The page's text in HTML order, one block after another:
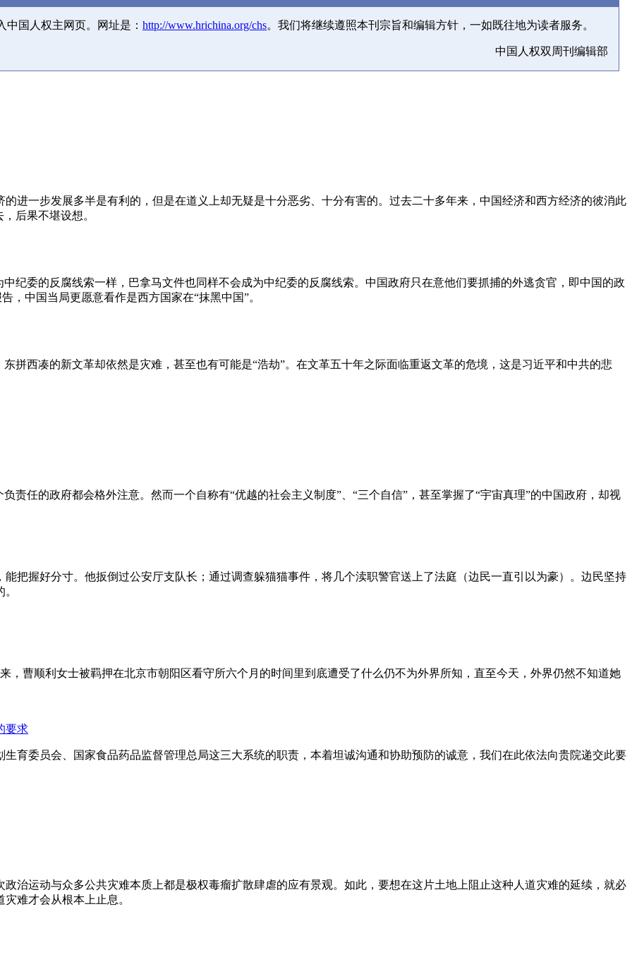
国人权主网页。网址是： http://www.hrichina.org/chs。我们将继续遵照本刊宗旨和编辑方针，一如既往地为读者服务。
中国人权双周刊编辑部
进一步发展多半是有利的，但是在道义上却无疑是十分恶劣、十分有害的。过去二十多年来，中国经济和西方经济的彼消此
后果不堪设想。
纪委的反腐线索一样，巴拿马文件也同样不会成为中纪委的反腐线索。中国政府只在意他们要抓捕的外逃贪官，即中国的政
，中国当局更愿意看作是西方国家在“抹黑中国”。
拼西凑的新文革却依然是灾难，甚至也有可能是“浩劫”。在文革五十年之际面临重返文革的危境，这是习近平和中共的悲
责任的政府都会格外注意。然而一个自称有“优越的社会主义制度”、“三个自信”，甚至掌握了“宇宙真理”的中国政府，却视
把握好分寸。他扳倒过公安厅支队长；通过调查躲猫猫事件，将几个渎职警官送上了法庭（边民一直引以为豪）。边民坚持
，曹顺利女士被羁押在北京市朝阳区看守所六个月的时间里到底遭受了什么仍不为外界所知，直至今天，外界仍然不知道她
要求
育委员会、国家食品药品监督管理总局这三大系统的职责，本着坦诚沟通和协助预防的诚意，我们在此依法向贵院递交此要
治运动与众多公共灾难本质上都是极权毒瘤扩散肆虐的应有景观。如此，要想在这片土地上阻止这种人道灾难的延续，就必
难才会从根本上止息。